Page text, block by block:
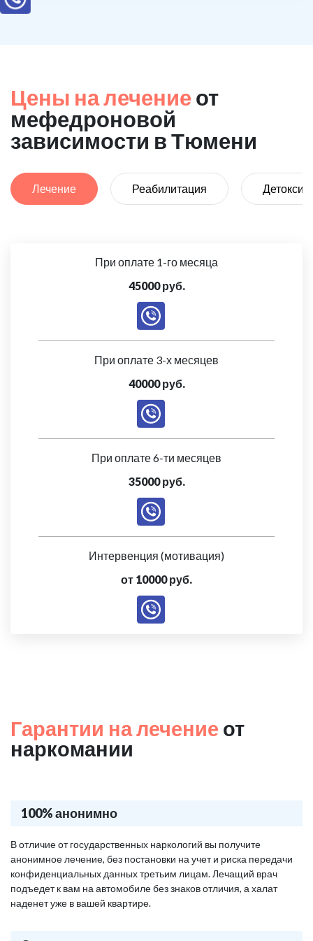
Цены на лечение от
мефедроновой
зависимости в Тюмени
Лечение Реабилитация
При оплате 1-го месяца
45000 руб.
При оплате 3-х месяцев
40000 руб.
При оплате 6-ти месяцев
35000 руб.
Интервенция (мотивация)
от 10000 руб.
Гарантии на лечение от
наркомании
100% анонимно
В отличие от государственных наркологий вы получите
анонимное лечение, без постановки на учет и риска передачи
конфиденциальных данных третьим лицам. Лечащий врач
подъедет к вам на автомобиле без знаков отличия, а халат
наденет уже в вашей квартире.